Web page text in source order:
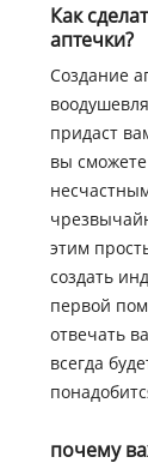
Как
аптечки?
Создание
придаст
вы
этим
создать
первой
отвечать
всегда
почему